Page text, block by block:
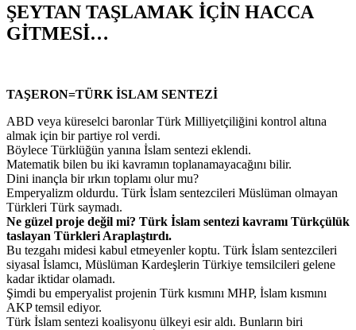
ŞEYTAN TAŞLAMAK İÇİN HACCA
GİTMESİ…
TAŞERON=TÜRK İSLAM SENTEZİ
ABD veya küreselci baronlar Türk Milliyetçiliğini kontrol altına
almak için bir partiye rol verdi.
Böylece Türklüğün yanına İslam sentezi eklendi.
Matematik bilen bu iki kavramın toplanamayacağını bilir.
Dini inançla bir ırkın toplamı olur mu?
Emperyalizm oldurdu. Türk İslam sentezcileri Müslüman olmayan
Türkleri Türk saymadı.
Ne güzel proje değil mi? Türk İslam sentezi kavramı Türkçülük
taslayan Türkleri Araplaştırdı.
Bu tezgahı midesi kabul etmeyenler koptu. Türk İslam sentezcileri
siyasal İslamcı, Müslüman Kardeşlerin Türkiye temsilcileri gelene
kadar iktidar olamadı.
Şimdi bu emperyalist projenin Türk kısmını MHP, İslam kısmını
AKP temsil ediyor.
Türk İslam sentezi koalisyonu ülkeyi esir aldı. Bunların biri